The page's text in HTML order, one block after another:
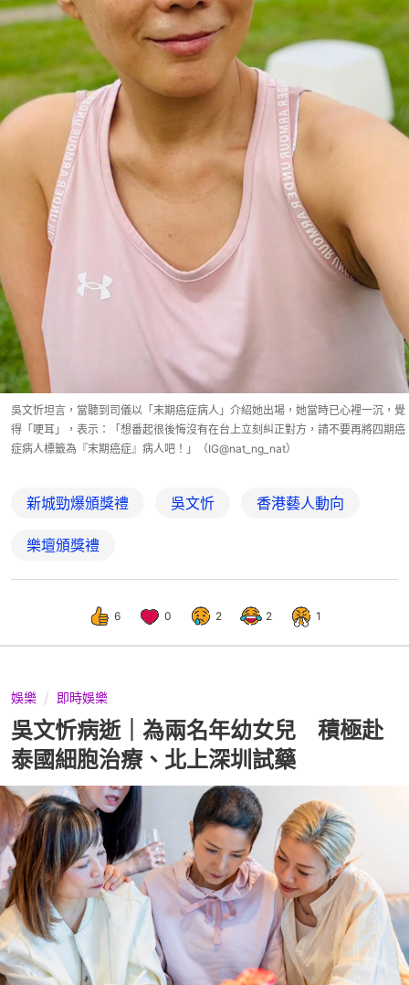
吳文忻坦言，當聽到司儀以「末期癌症病人」介紹她出場，她當時已心裡一沉，覺
得「哽耳」，表示：「想番起很後悔沒有在台上立刻糾正對方，請不要再將四期癌
症病人標籤為『末期癌症』病人吧！」（IG@nat_ng_nat）
新城勁爆頒獎禮 吳文忻 香港藝人動向
樂壇頒獎禮
6 0 2 2 1
娛樂 即時娛樂
吳文忻病逝｜為兩名年幼女兒 積極赴
泰國細胞治療、北上深圳試藥